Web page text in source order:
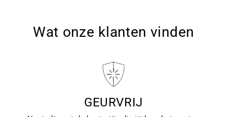
Wat onze klanten vinden
GEURVRIJ